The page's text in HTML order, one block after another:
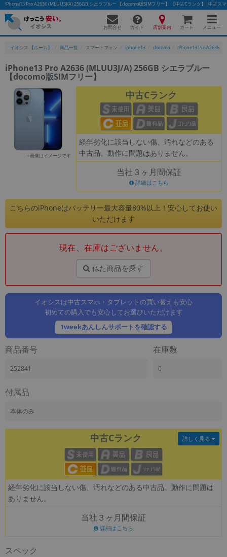
iPhone13 Pro A2636 (MLUU3J/A) 256GB シエラブルー 【docomo版SIMフリー】 【中古Cランク】|中古ス
お問合せ ガイド 店舗案内 カート メニュー
イオシス 【ホーム】 商品一覧 スマートフォン iphone13 docomo iPhone13 Pro A2636
iPhone13 Pro A2636 (MLUU3J/A) 256GB シエラブルー
【docomo版SIMフリー】
※画像はイメージです
中古Cランク
経年劣化に該当しない傷、汚れなどのある
中古品。動作に問題はありません。
当社３ヶ月間保証
詳細はこちら
こちらのiPhoneはバッテリー最大容量80%以上！安心してお使い
いただけます
現在、在庫はございません。
似た商品を探す
イオシスは中古スマホ・タブレットの買い替えも安心
初めての購入でも安心してお選びいただけます
1weekあんしんサポートを確認する
商品番号
252841
在庫数
0
付属品
本体のみ
中古Cランク
経年劣化に該当しない傷、汚れなどのある中古品。動作に問題は
ありません。
詳しく見る
当社３ヶ月間保証
詳細はこちら
スペック
かんたんパソコン検索に切り替える
フリーワード
人気の検索ワード： Let's note EliteBookMacBook
「スマートフォン」「タブレット」など
シリーズ
商品シリーズ名・ブランド名の絞り込み。
「iPhone」「Xperia」「Galaxy」など
「Apple」「SONY」「SHARP」など
機能・特徴
商品の搭載機能による絞り込み
「5G対応」「防水」「ワンセグ」など
ランク
「新品」「未使用」「中古」など
CPU
OSの絞り込み
~
容量
~
モニタサイズ